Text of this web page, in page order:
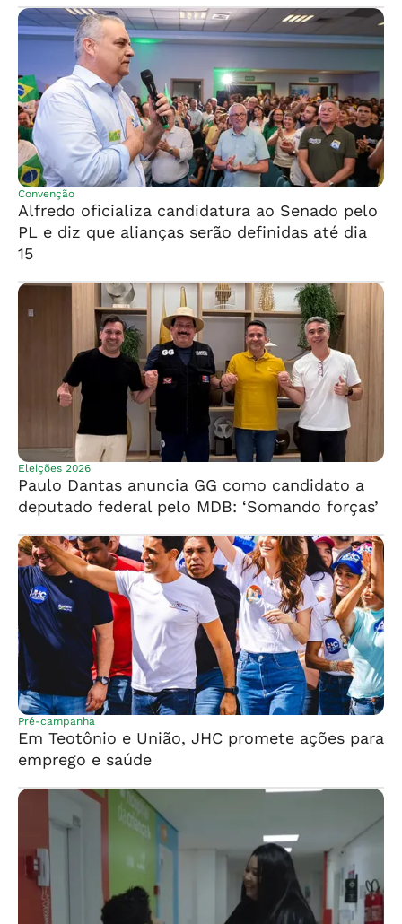
Convenção
Alfredo oficializa candidatura ao Senado pelo
PL e diz que alianças serão definidas até dia
15
Eleições 2026
Paulo Dantas anuncia GG como candidato a
deputado federal pelo MDB: ‘Somando forças’
Pré-campanha
Em Teotônio e União, JHC promete ações para
emprego e saúde